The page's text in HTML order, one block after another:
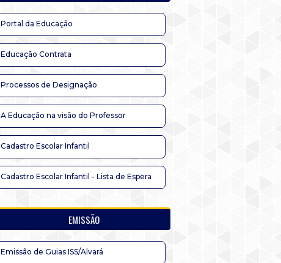
Portal da Educação
Educação Contrata
Processos de Designação
A Educação na visão do Professor
Cadastro Escolar Infantil
Cadastro Escolar Infantil - Lista de Espera
EMISSÃO
Emissão de Guias ISS/Alvará